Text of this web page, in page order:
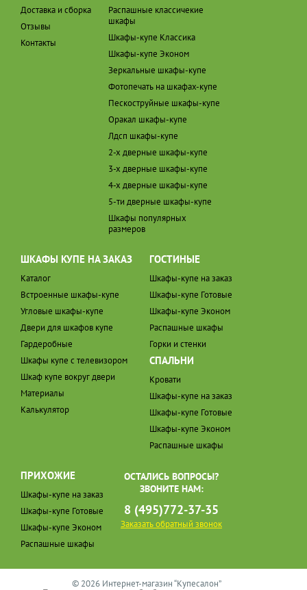
Доставка и сборка
Отзывы
Контакты
Распашные классичекие
шкафы
Шкафы-купе Классика
Шкафы-купе Эконом
Зеркальные шкафы-купе
Фотопечать на шкафах-купе
Пескоструйные шкафы-купе
Оракал шкафы-купе
Лдсп шкафы-купе
2-х дверные шкафы-купе
3-х дверные шкафы-купе
4-х дверные шкафы-купе
5-ти дверные шкафы-купе
Шкафы популярных
размеров
ШКАФЫ КУПЕ НА ЗАКАЗ
Каталог
Встроенные шкафы-купе
Угловые шкафы-купе
Двери для шкафов купе
Гардеробные
Шкафы купе с телевизором
Шкаф купе вокруг двери
Материалы
Калькулятор
ГОСТИНЫЕ
Шкафы-купе на заказ
Шкафы-купе Готовые
Шкафы-купе Эконом
Распашные шкафы
Горки и стенки
СПАЛЬНИ
Кровати
Шкафы-купе на заказ
Шкафы-купе Готовые
Шкафы-купе Эконом
Распашные шкафы
ПРИХОЖИЕ
Шкафы-купе на заказ
Шкафы-купе Готовые
Шкафы-купе Эконом
Распашные шкафы
ОСТАЛИСЬ ВОПРОСЫ?
ЗВОНИТЕ НАМ:
8 (495)772-37-35
Заказать обратный звонок
© 2026 Интернет-магазин “Купесалон”